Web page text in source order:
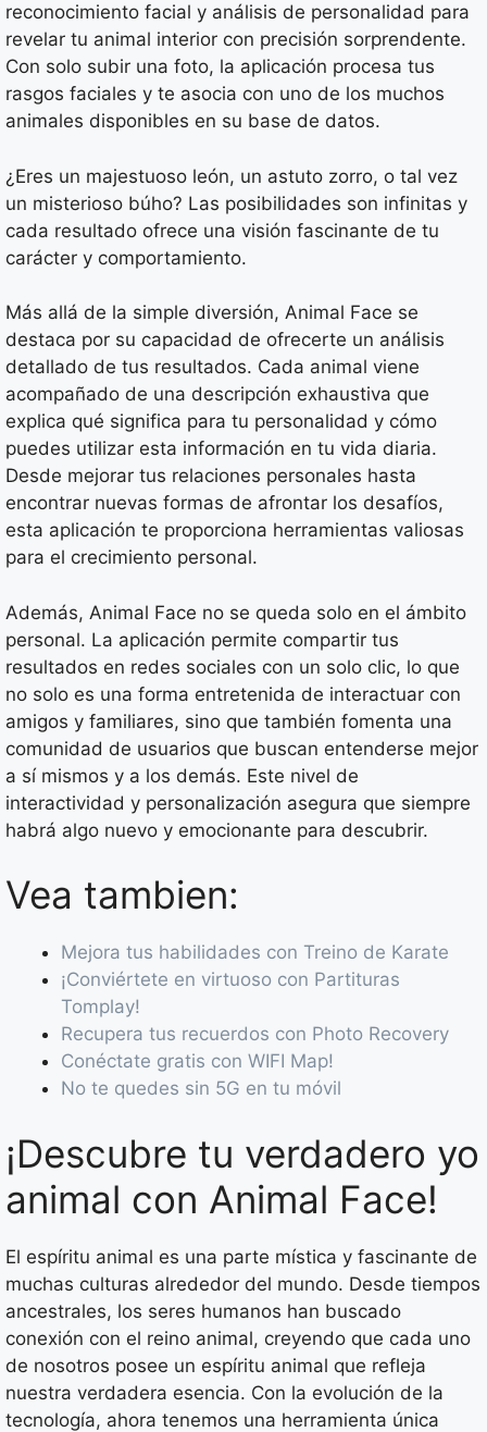
reconocimiento facial y análisis de personalidad para
revelar tu animal interior con precisión sorprendente.
Con solo subir una foto, la aplicación procesa tus
rasgos faciales y te asocia con uno de los muchos
animales disponibles en su base de datos.
¿Eres un majestuoso león, un astuto zorro, o tal vez
un misterioso búho? Las posibilidades son infinitas y
cada resultado ofrece una visión fascinante de tu
carácter y comportamiento.
Más allá de la simple diversión, Animal Face se
destaca por su capacidad de ofrecerte un análisis
detallado de tus resultados. Cada animal viene
acompañado de una descripción exhaustiva que
explica qué significa para tu personalidad y cómo
puedes utilizar esta información en tu vida diaria.
Desde mejorar tus relaciones personales hasta
encontrar nuevas formas de afrontar los desafíos,
esta aplicación te proporciona herramientas valiosas
para el crecimiento personal.
Además, Animal Face no se queda solo en el ámbito
personal. La aplicación permite compartir tus
resultados en redes sociales con un solo clic, lo que
no solo es una forma entretenida de interactuar con
amigos y familiares, sino que también fomenta una
comunidad de usuarios que buscan entenderse mejor
a sí mismos y a los demás. Este nivel de
interactividad y personalización asegura que siempre
habrá algo nuevo y emocionante para descubrir.
Vea tambien:
Mejora tus habilidades con Treino de Karate
¡Conviértete en virtuoso con Partituras
Tomplay!
Recupera tus recuerdos con Photo Recovery
Conéctate gratis con WIFI Map!
No te quedes sin 5G en tu móvil
¡Descubre tu verdadero yo
animal con Animal Face!
El espíritu animal es una parte mística y fascinante de
muchas culturas alrededor del mundo. Desde tiempos
ancestrales, los seres humanos han buscado
conexión con el reino animal, creyendo que cada uno
de nosotros posee un espíritu animal que refleja
nuestra verdadera esencia. Con la evolución de la
tecnología, ahora tenemos una herramienta única